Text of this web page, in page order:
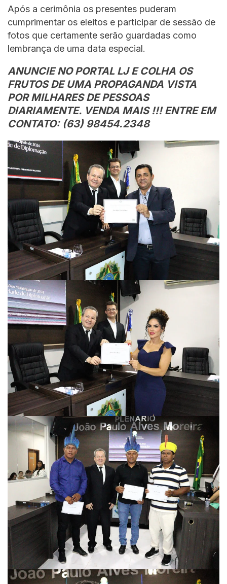
Após a cerimônia os presentes puderam
cumprimentar os eleitos e participar de sessão de
fotos que certamente serão guardadas como
lembrança de uma data especial.
ANUNCIE NO PORTAL LJ E COLHA OS
FRUTOS DE UMA PROPAGANDA VISTA
POR MILHARES DE PESSOAS
DIARIAMENTE. VENDA MAIS !!! ENTRE EM
CONTATO: (63) 98454.2348